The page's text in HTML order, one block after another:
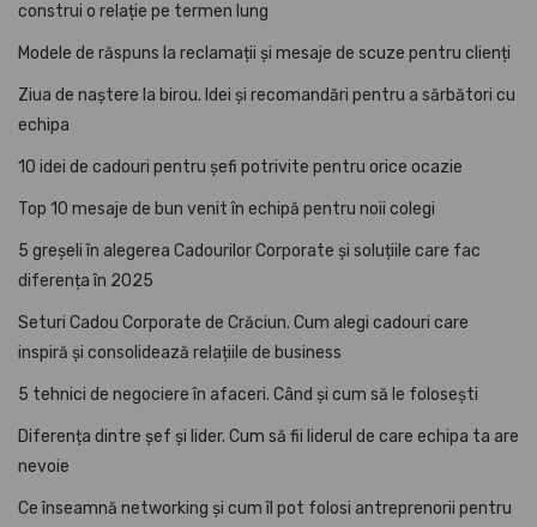
construi o relație pe termen lung
Modele de răspuns la reclamații și mesaje de scuze pentru clienți
Ziua de naștere la birou. Idei și recomandări pentru a sărbători cu
echipa
10 idei de cadouri pentru șefi potrivite pentru orice ocazie
Top 10 mesaje de bun venit în echipă pentru noii colegi
5 greșeli în alegerea Cadourilor Corporate și soluțiile care fac
diferența în 2025
Seturi Cadou Corporate de Crăciun. Cum alegi cadouri care
inspiră și consolidează relațiile de business
5 tehnici de negociere în afaceri. Când și cum să le folosești
Diferența dintre șef și lider. Cum să fii liderul de care echipa ta are
nevoie
Ce înseamnă networking și cum îl pot folosi antreprenorii pentru